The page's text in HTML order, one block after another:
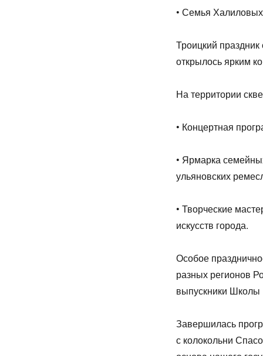
• Семья
Троицкий
открылось ярким
На территории
• Концертная
• Ярмарка
ульяновских
• Творческие
искусств города.
Особое
разных регионов
выпускники Школы
Завершилась
с колокольни